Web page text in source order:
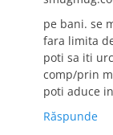
pe bani. se
fara limita
poti sa iti
comp/prin
poti aduce
Răspunde